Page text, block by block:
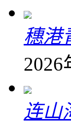
穗港
2026
连山